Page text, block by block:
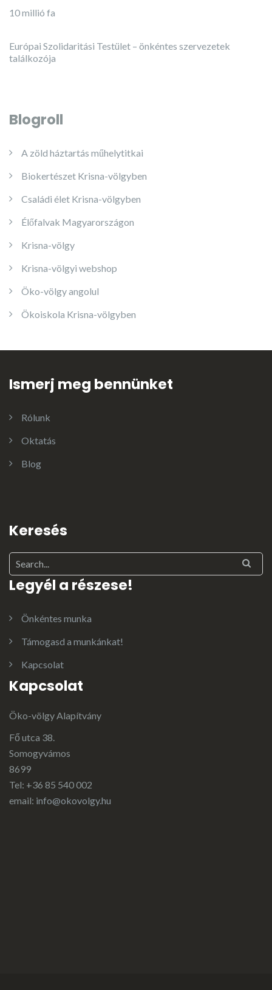
10 millió fa
Európai Szolidaritási Testület – önkéntes szervezetek
találkozója
Blogroll
A zöld háztartás műhelytitkai
Biokertészet Krisna-völgyben
Családi élet Krisna-völgyben
Élőfalvak Magyarországon
Krisna-völgy
Krisna-völgyi webshop
Öko-völgy angolul
Ökoiskola Krisna-völgyben
Ismerj meg bennünket
Rólunk
Oktatás
Blog
Keresés
Legyél a részese!
Önkéntes munka
Támogasd a munkánkat!
Kapcsolat
Kapcsolat
Öko-völgy Alapítvány
Fő utca 38.
Somogyvámos
8699
Tel: +36 85 540 002
email: info@okovolgy.hu